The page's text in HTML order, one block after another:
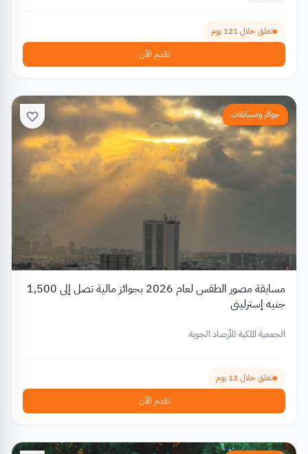
تغلق خلال 121 يوم
تقدم الآن
جوائز ومسابقات
مسابقة مصور الطقس لعام 2026 بجوائز مالية تصل إلى 1,500
جنيه إسترليني
الجمعية الملكية للأرصاد الجوية
تغلق خلال 13 يوم
تقدم الآن